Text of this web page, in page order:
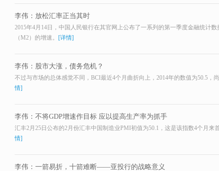
李伟：放松汇率正当其时
2015年4月14日，中国人民银行在其官网上公布了一系列的第一季度金融统计
（M2）的增速。 [详情]
李伟：股市大涨，债务危机？
不过与市场的总体感觉不同，BCI最近4个月曲折向上，2014年的数值为50.5，
情]
李伟：不将GDP增速作目标 应以提高生产率为抓手
汇丰2月25日公布的2月份汇丰中国制造业PMI初值为50.1，这是该指数4个月来
情]
李伟：一箭易折，十箭难断——亚投行的战略意义